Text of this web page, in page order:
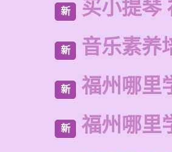
新 买小提琴
新 音乐素养
新 福州哪里
新 福州哪里